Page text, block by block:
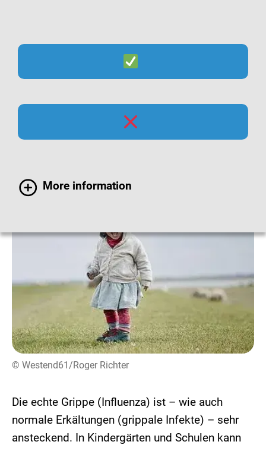
More information
Grippeimpfung bei
Kindern
© Westend61/Roger Richter
Die echte Grippe (Influenza) ist – wie auch
normale Erkältungen (grippale Infekte) – sehr
ansteckend. In Kindergärten und Schulen kann